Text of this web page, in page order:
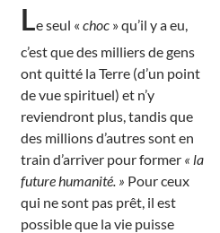
Le seul « choc » qu’il y a eu,
c’est que des milliers de gens
ont quitté la Terre (d’un point
de vue spirituel) et n’y
reviendront plus, tandis que
des millions d’autres sont en
train d’arriver pour former « la
future humanité. » Pour ceux
qui ne sont pas prêt, il est
possible que la vie puisse